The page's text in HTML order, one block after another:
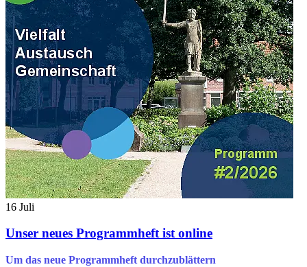
16 Juli
Unser neues Programmheft ist online
Um das neue Programmheft durchzublättern